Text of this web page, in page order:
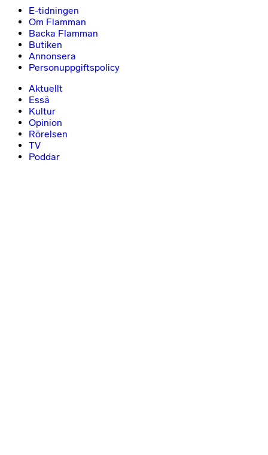
E-tidningen
Om Flamman
Backa Flamman
Butiken
Annonsera
Personuppgiftspolicy
Aktuellt
Essä
Kultur
Opinion
Rörelsen
TV
Poddar